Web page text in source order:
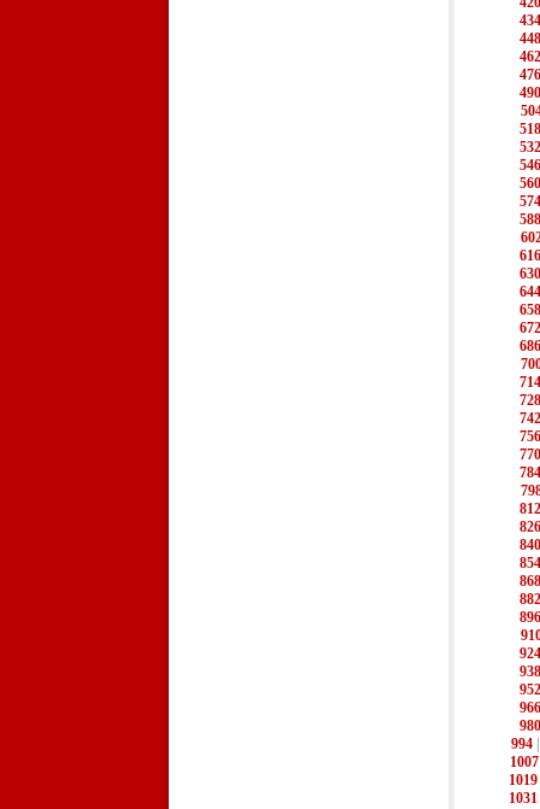
434
448
462
476
490
518
532
546
560
574
588
616
630
644
658
672
686
714
728
742
756
770
784
812
826
840
854
868
882
896
924
938
952
966
980
994
1007
1019
1031